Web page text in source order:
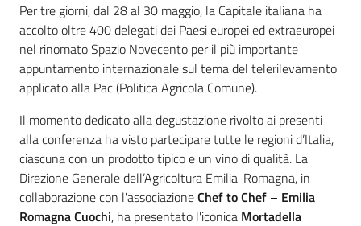
Agricoltura
in
cifre
Per tre giorni, dal 28 al 30 maggio, la Capitale italiana ha
accolto oltre 400 delegati dei Paesi europei ed extraeuropei
nel rinomato Spazio Novecento per il più importante
appuntamento internazionale sul tema del telerilevamento
applicato alla Pac (Politica Agricola Comune).
Il momento dedicato alla degustazione rivolto ai presenti
alla conferenza ha visto partecipare tutte le regioni d’Italia,
ciascuna con un prodotto tipico e un vino di qualità. La
Direzione Generale dell’Agricoltura Emilia-Romagna, in
collaborazione con l'associazioneChef to Chef – Emilia
Romagna Cuochi, ha presentato l'iconica Mortadella